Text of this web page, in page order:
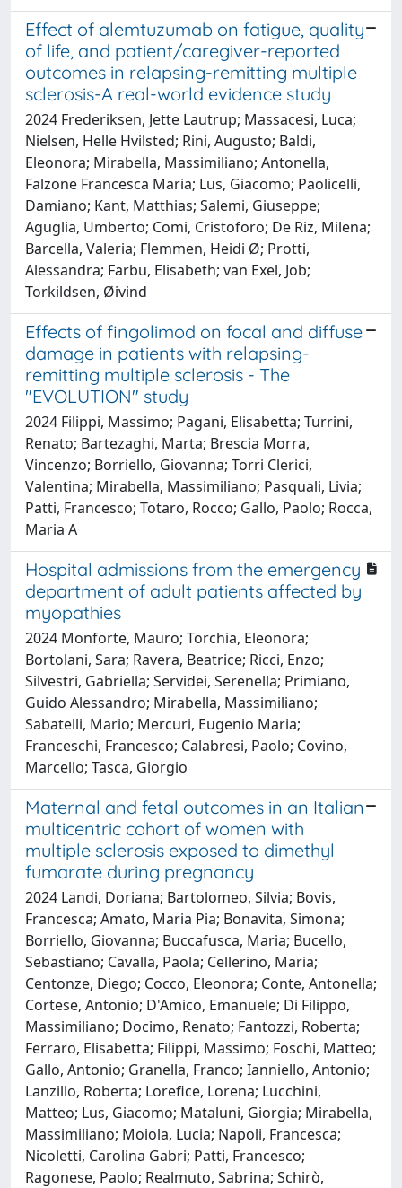
Effect of alemtuzumab on fatigue, quality
of life, and patient/caregiver-reported
outcomes in relapsing-remitting multiple
sclerosis-A real-world evidence study
2024 Frederiksen, Jette Lautrup; Massacesi, Luca;
Nielsen, Helle Hvilsted; Rini, Augusto; Baldi,
Eleonora; Mirabella, Massimiliano; Antonella,
Falzone Francesca Maria; Lus, Giacomo; Paolicelli,
Damiano; Kant, Matthias; Salemi, Giuseppe;
Aguglia, Umberto; Comi, Cristoforo; De Riz, Milena;
Barcella, Valeria; Flemmen, Heidi Ø; Protti,
Alessandra; Farbu, Elisabeth; van Exel, Job;
Torkildsen, Øivind
Effects of fingolimod on focal and diffuse
damage in patients with relapsing-
remitting multiple sclerosis - The
"EVOLUTION" study
2024 Filippi, Massimo; Pagani, Elisabetta; Turrini,
Renato; Bartezaghi, Marta; Brescia Morra,
Vincenzo; Borriello, Giovanna; Torri Clerici,
Valentina; Mirabella, Massimiliano; Pasquali, Livia;
Patti, Francesco; Totaro, Rocco; Gallo, Paolo; Rocca,
Maria A
Hospital admissions from the emergency
department of adult patients affected by
myopathies
2024 Monforte, Mauro; Torchia, Eleonora;
Bortolani, Sara; Ravera, Beatrice; Ricci, Enzo;
Silvestri, Gabriella; Servidei, Serenella; Primiano,
Guido Alessandro; Mirabella, Massimiliano;
Sabatelli, Mario; Mercuri, Eugenio Maria;
Franceschi, Francesco; Calabresi, Paolo; Covino,
Marcello; Tasca, Giorgio
Maternal and fetal outcomes in an Italian
multicentric cohort of women with
multiple sclerosis exposed to dimethyl
fumarate during pregnancy
2024 Landi, Doriana; Bartolomeo, Silvia; Bovis,
Francesca; Amato, Maria Pia; Bonavita, Simona;
Borriello, Giovanna; Buccafusca, Maria; Bucello,
Sebastiano; Cavalla, Paola; Cellerino, Maria;
Centonze, Diego; Cocco, Eleonora; Conte, Antonella;
Cortese, Antonio; D'Amico, Emanuele; Di Filippo,
Massimiliano; Docimo, Renato; Fantozzi, Roberta;
Ferraro, Elisabetta; Filippi, Massimo; Foschi, Matteo;
Gallo, Antonio; Granella, Franco; Ianniello, Antonio;
Lanzillo, Roberta; Lorefice, Lorena; Lucchini,
Matteo; Lus, Giacomo; Mataluni, Giorgia; Mirabella,
Massimiliano; Moiola, Lucia; Napoli, Francesca;
Nicoletti, Carolina Gabri; Patti, Francesco;
Ragonese, Paolo; Realmuto, Sabrina; Schirò,